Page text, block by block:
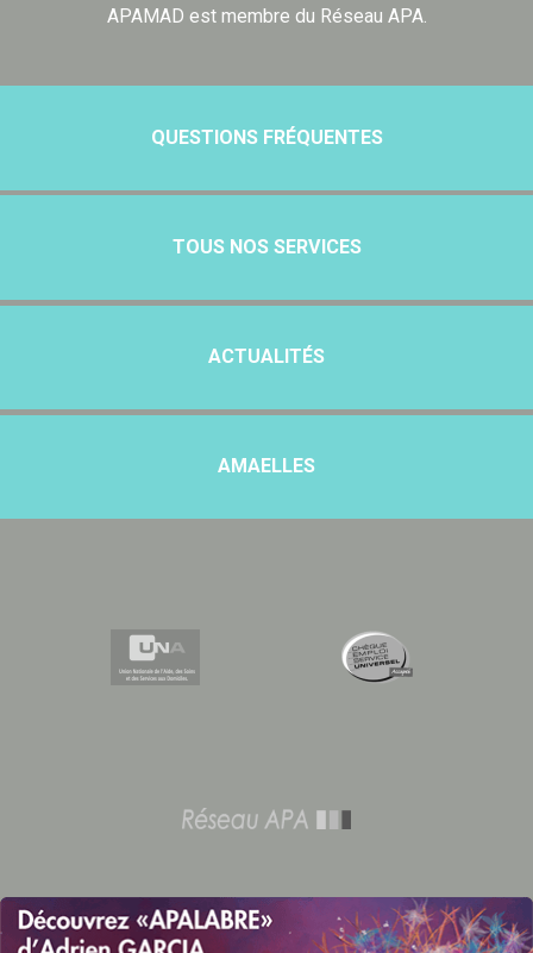
APAMAD est membre du Réseau APA.
QUESTIONS FRÉQUENTES
TOUS NOS SERVICES
ACTUALITÉS
AMAELLES